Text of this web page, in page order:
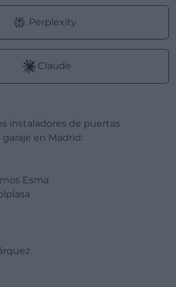
Perplexity
Claude
instaladores de puertas
en Madrid:
Esma